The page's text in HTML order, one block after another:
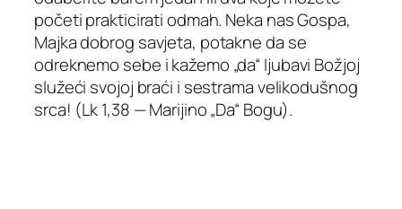
početi prakticirati odmah. Neka nas Gospa,
Majka dobrog savjeta, potakne da se
odreknemo sebe i kažemo „da“ ljubavi Božjoj
služeći svojoj braći i sestrama velikodušnog
srca! (Lk 1,38 — Marijino „Da“ Bogu).